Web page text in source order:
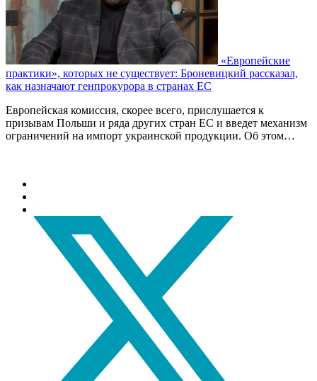
«Европейские
практики», которых не существует: Броневицкий рассказал,
как назначают генпрокурора в странах ЕС
Европейская комиссия, скорее всего, прислушается к
призывам Польши и ряда других стран ЕС и введет механизм
ограничений на импорт украинской продукции. Об этом…